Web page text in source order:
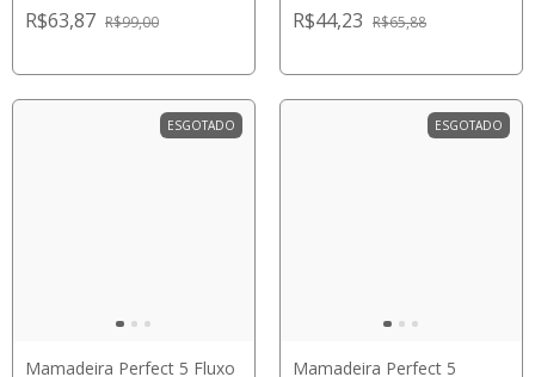
R$63,87 R$99,00 R$44,23 R$65,88
ESGOTADO
Mamadeira Perfect 5 Fluxo
ESGOTADO
Mamadeira Perfect 5